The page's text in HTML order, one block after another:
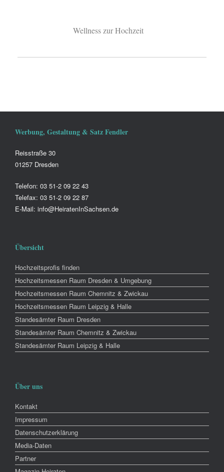
Wellness zur Hochzeit
Werbung, Gestaltung & Satz Fendler
Reisstraße 30
01257 Dresden
Telefon: 03 51-2 09 22 43
Telefax: 03 51-2 09 22 87
E-Mail: info@HeiratenInSachsen.de
Übersicht
Hochzeitsprofis finden
Hochzeitsmessen Raum Dresden & Umgebung
Hochzeitsmessen Raum Chemnitz & Zwickau
Hochzeitsmessen Raum Leipzig & Halle
Standesämter Raum Dresden
Standesämter Raum Chemnitz & Zwickau
Standesämter Raum Leipzig & Halle
Über uns
Kontakt
Impressum
Datenschutzerklärung
Media-Daten
Partner